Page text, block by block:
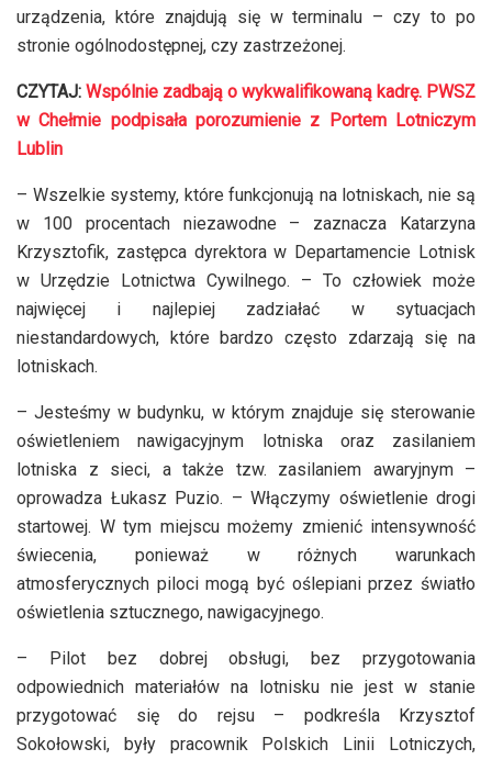
urządzenia, które znajdują się w terminalu – czy to po
stronie ogólnodostępnej, czy zastrzeżonej.
CZYTAJ: Wspólnie zadbają o wykwalifikowaną kadrę. PWSZ
w Chełmie podpisała porozumienie z Portem Lotniczym
Lublin
– Wszelkie systemy, które funkcjonują na lotniskach, nie są
w 100 procentach niezawodne – zaznacza Katarzyna
Krzysztofik, zastępca dyrektora w Departamencie Lotnisk
w Urzędzie Lotnictwa Cywilnego. – To człowiek może
najwięcej i najlepiej zadziałać w sytuacjach
niestandardowych, które bardzo często zdarzają się na
lotniskach.
– Jesteśmy w budynku, w którym znajduje się sterowanie
oświetleniem nawigacyjnym lotniska oraz zasilaniem
lotniska z sieci, a także tzw. zasilaniem awaryjnym –
oprowadza Łukasz Puzio. – Włączymy oświetlenie drogi
startowej. W tym miejscu możemy zmienić intensywność
świecenia, ponieważ w różnych warunkach
atmosferycznych piloci mogą być oślepiani przez światło
oświetlenia sztucznego, nawigacyjnego.
– Pilot bez dobrej obsługi, bez przygotowania
odpowiednich materiałów na lotnisku nie jest w stanie
przygotować się do rejsu – podkreśla Krzysztof
Sokołowski, były pracownik Polskich Linii Lotniczych,